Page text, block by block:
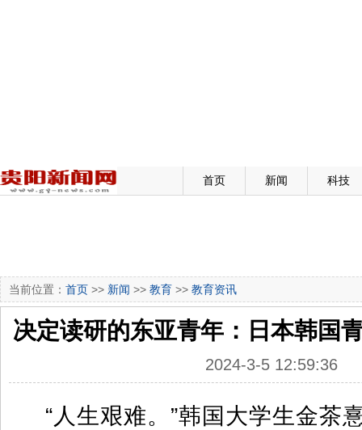
首页 新闻 科技
当前位置： 首页 >> 新闻 >> 教育 >> 教育资讯
决定读研的东亚青年：日本韩国
2024-3-5 12:59:36
“人生艰难。”韩国大学生金茶